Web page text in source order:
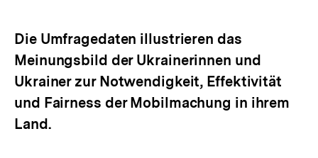
Die Umfragedaten illustrieren das
Meinungsbild der Ukrainerinnen und
Ukrainer zur Notwendigkeit, Effektivität
und Fairness der Mobilmachung in ihrem
Land.